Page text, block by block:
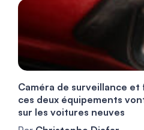
Caméra de surveillance
ces deux équipements
sur les voitures neuves